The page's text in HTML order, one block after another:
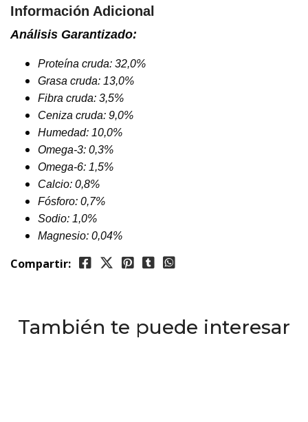
Información Adicional
Análisis Garantizado:
Proteína cruda: 32,0%
Grasa cruda: 13,0%
Fibra cruda: 3,5%
Ceniza cruda: 9,0%
Humedad: 10,0%
Omega-3: 0,3%
Omega-6: 1,5%
Calcio: 0,8%
Fósforo: 0,7%
Sodio: 1,0%
Magnesio: 0,04%
Compartir:
También te puede interesar